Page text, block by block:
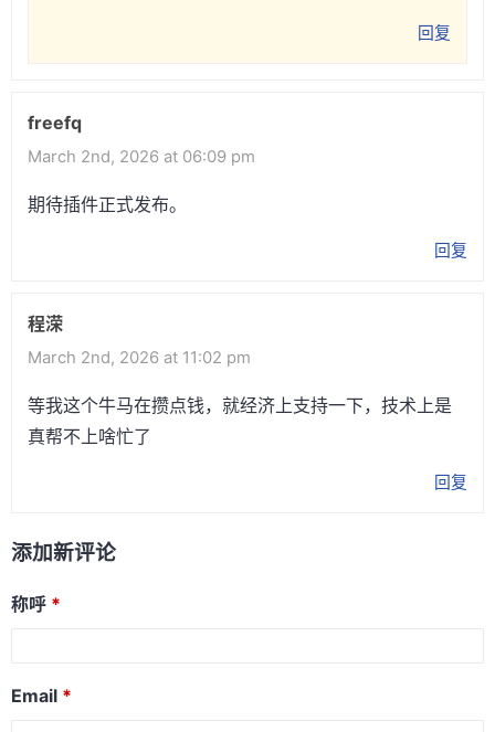
回复
freefq
March 2nd, 2026 at 06:09 pm
期待插件正式发布。
回复
程溁
March 2nd, 2026 at 11:02 pm
等我这个牛马在攒点钱，就经济上支持一下，技术上是
真帮不上啥忙了
回复
添加新评论
称呼
Email